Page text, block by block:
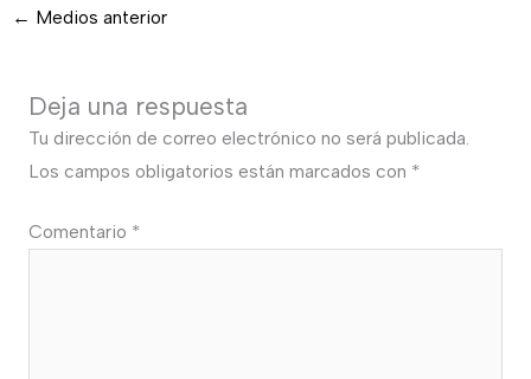
← Medios anterior
Deja una respuesta
Tu dirección de correo electrónico no será publicada.
Los campos obligatorios están marcados con *
Comentario *